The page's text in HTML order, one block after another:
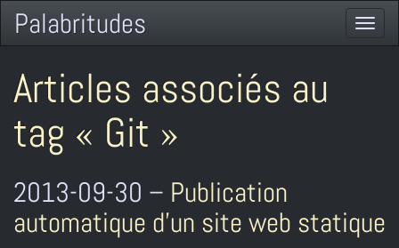
Palabritudes
Articles associés au
tag « Git »
2013-09-30 – Publication
automatique d’un site web statique